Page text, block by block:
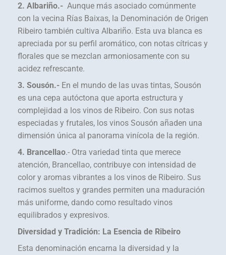
2. Albariño.- Aunque más asociado comúnmente
con la vecina Rías Baixas, la Denominación de Origen
Ribeiro también cultiva Albariño. Esta uva blanca es
apreciada por su perfil aromático, con notas cítricas y
florales que se mezclan armoniosamente con su
acidez refrescante.
3. Sousón.-En el mundo de las uvas tintas, Sousón
es una cepa autóctona que aporta estructura y
complejidad a los vinos de Ribeiro. Con sus notas
especiadas y frutales, los vinos Sousón añaden una
dimensión única al panorama vinícola de la región.
4. Brancellao.- Otra variedad tinta que merece
atención, Brancellao, contribuye con intensidad de
color y aromas vibrantes a los vinos de Ribeiro. Sus
racimos sueltos y grandes permiten una maduración
más uniforme, dando como resultado vinos
equilibrados y expresivos.
Diversidad y Tradición: La Esencia de Ribeiro
Esta denominación encarna la diversidad y la